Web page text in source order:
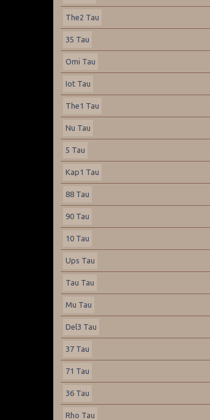
The2 Tau
35 Tau
Omi Tau
Iot Tau
The1 Tau
Nu Tau
5 Tau
Kap1 Tau
88 Tau
90 Tau
10 Tau
Ups Tau
Tau Tau
Mu Tau
Del3 Tau
37 Tau
71 Tau
36 Tau
Rho Tau